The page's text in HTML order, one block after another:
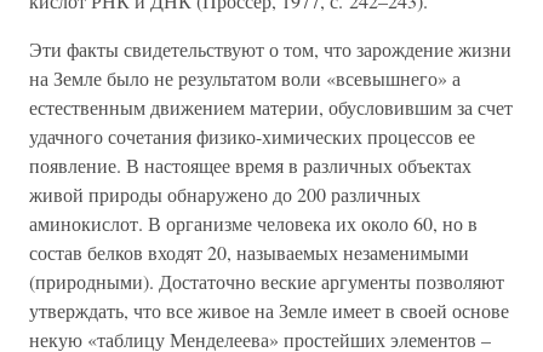
Эти факты свидетельствуют о том, что зарождение жизни
на Земле было не результатом воли «всевышнего» а
естественным движением материи, обусловившим за счет
удачного сочетания физико-химических процессов ее
появление. В настоящее время в различных объектах
живой природы обнаружено до 200 различных
аминокислот. В организме человека их около 60, но в
состав белков входят 20, называемых незаменимыми
(природными). Достаточно веские аргументы позволяют
утверждать, что все живое на Земле имеет в своей основе
некую «таблицу Менделеева» простейших элементов –